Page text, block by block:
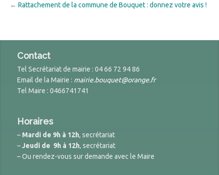
← Rattachement de la commune de Bouquet : donnez votre avis !
Contact
Tel Secrétariat de mairie : 04 66 72 94 86
Email de la Mairie : mairie.bouquet@orange.fr
Tel Maire : 0466741741
Horaires
– Mardi de 9h à 12h, secrétariat
–Jeudi de 9h à 12h, secrétariat
– Ou rendez-vous sur demande avec le Maire